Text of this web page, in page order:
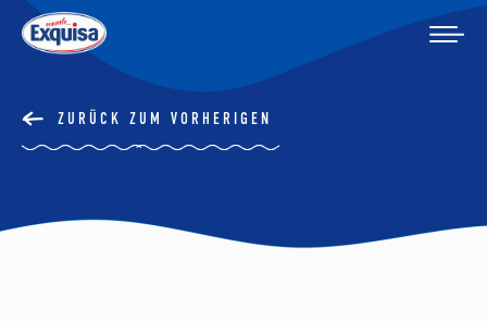
ZURÜCK ZUM VORHERIGEN